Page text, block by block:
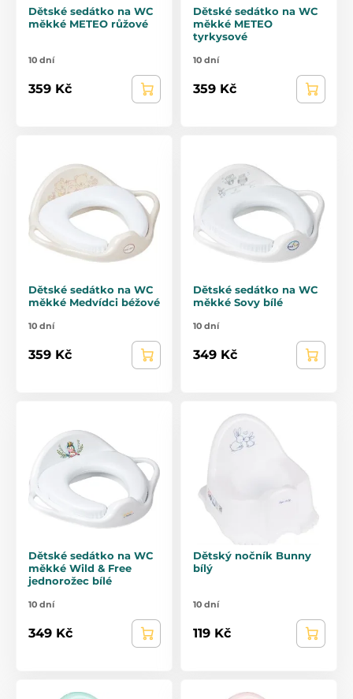
Dětské sedátko na WC
měkké METEO růžové
10 dní
359 Kč
Dětské sedátko na WC
měkké METEO
tyrkysové
10 dní
359 Kč
Dětské sedátko na WC
měkké Medvídci béžové
10 dní
359 Kč
Dětské sedátko na WC
měkké Sovy bílé
10 dní
349 Kč
Dětské sedátko na WC
měkké Wild & Free
jednorožec bílé
10 dní
349 Kč
Dětský nočník Bunny
bílý
10 dní
119 Kč